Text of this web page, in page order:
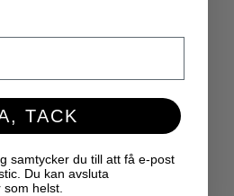
TACK
samtycker du till att få e-post
Du kan avsluta
helst.